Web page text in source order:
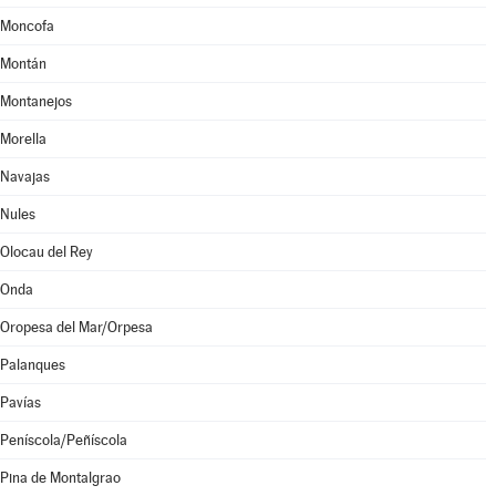
Moncofa
Montán
Montanejos
Morella
Navajas
Nules
Olocau del Rey
Onda
Oropesa del Mar/Orpesa
Palanques
Pavías
Peníscola/Peñíscola
Pina de Montalgrao